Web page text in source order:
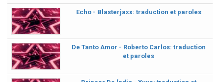
Echo - Blasterjaxx: traduction et paroles
De Tanto Amor - Roberto Carlos: traduction
et paroles